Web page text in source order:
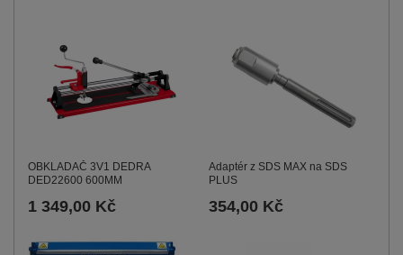
OBKLADAČ 3V1 DEDRA
DED22600 600MM
1 349,00 Kč
Adaptér z SDS MAX na SDS
PLUS
354,00 Kč